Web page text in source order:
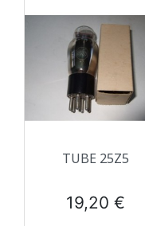
TUBE 25Z5
Prix
19,20 €